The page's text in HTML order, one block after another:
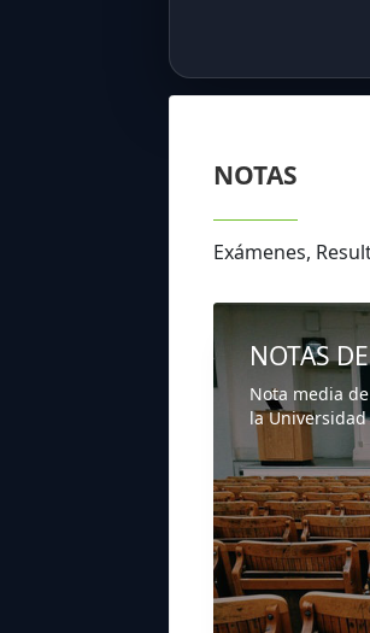
NOTAS
Exámenes,
NOTAS
Nota media
la Universidad